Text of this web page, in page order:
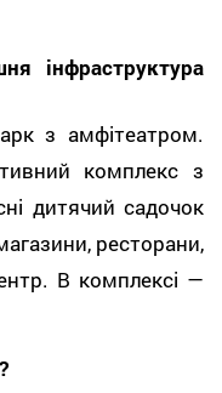
інфраструктура
з амфітеатром.
комплекс з
дитячий садочок
ресторани,
В комплексі —